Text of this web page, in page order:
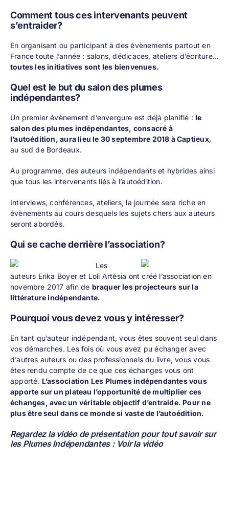
Comment tous ces intervenants peuvent
s’entraider?
En organisant ou participant à des évènements partout en
France toute l’année : salons, dédicaces, ateliers d’écriture…
toutes les initiatives sont les bienvenues.
Quel est le but du salon des plumes
indépendantes?
Un premier évènement d’envergure est déjà planifié :le
salon des plumes indépendantes, consacré à
l’autoédition, aura lieule 30 septembre 2018 à Captieux,
au sud de Bordeaux.
Au programme, des auteurs indépendants et hybrides ainsi
que tous les intervenants liés à l’autoédition.
Interviews, conférences, ateliers, la journée sera riche en
évènements au cours desquels les sujets chers aux auteurs
seront abordés.
Qui se cache derrière l’association?
Les
auteurs Erika Boyeret Loli Artésia ont créé l’association en
novembre 2017 afin de braquer les projecteurs sur la
littérature indépendante.
Pourquoi vous devez vous y intéresser?
En tant qu’auteur indépendant, vous êtes souvent seul dans
vos démarches. Les fois où vous avez pu échanger avec
d’autres auteurs ou des professionnels du livre, vous vous
êtes rendu compte de ce que ces échanges vous ont
apporté. L’association Les Plumes indépendantes vous
apporte sur un plateau l’opportunité de multiplier ces
échanges, avec un véritable objectif d’entraide. Pour ne
plus être seul dans ce monde si vaste de l’autoédition.
Regardez la vidéo de présentation pour tout savoir sur
les Plumes Indépendantes : Voir la vidéo